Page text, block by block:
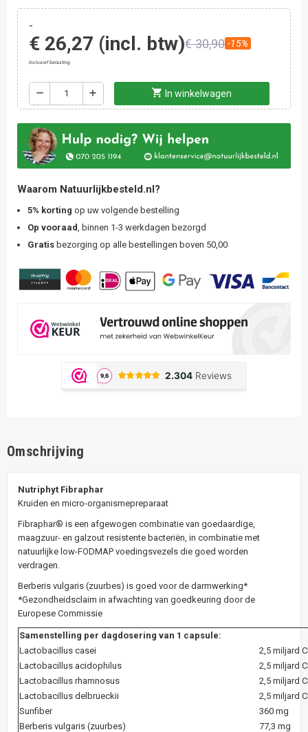
-
€ 26,27 (incl. btw)€ 30,90 -15%
Inclusief belasting
remove add shopping_cart In winkelwagen
Waarom Natuurlijkbesteld.nl?
5% korting op uw volgende bestelling
Op vooraad
, binnen 1-3 werkdagen bezorgd
Gratis bezorging op alle bestellingen boven 50,00
Omschrijving
Nutriphyt Fibraphar
Kruiden en micro-organismepreparaat
Fibraphar® is een afgewogen combinatie van goedaardige,
maagzuur- en galzout resistente bacteriën, in combinatie met
natuurlijke low-FODMAP voedingsvezels die goed worden
verdragen.
Berberis vulgaris (zuurbes) is goed voor de darmwerking*
*Gezondheidsclaim in afwachting van goedkeuring door de
Europese Commissie
Samenstelling per dagdosering van 1 capsule:
Lactobacillus casei
2,5 miljard
Lactobacillus acidophilus
2,5 miljard
Lactobacillus rhamnosus
2,5 miljard
Lactobacillus delbrueckii
2,5 miljard
Sunfiber
360 mg
Berberis vulgaris (zuurbes)
77,3 mg